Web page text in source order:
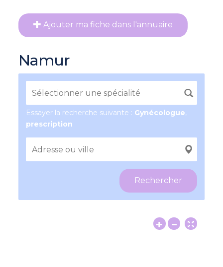
Ajouter ma fiche dans l'annuaire
Namur
Essayer la recherche suivante : Gynécologue,
prescription
Rechercher